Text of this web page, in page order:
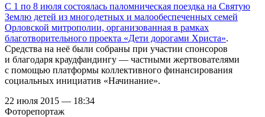
С 1 по 8 июля состоялась паломническая поездка на Святую
Землю детей из многодетных и малообеспеченных семей
Орловской митрополии, организованная в рамках
благотворительного проекта «Дети дорогами Христа».
Средства на неё были собраны при участии спонсоров
и благодаря краудфандингу — частными жертвователями
с помощью платформы коллективного финансирования
социальных инициатив «Начинание».
22 июля 2015 — 18:34
Фоторепортаж